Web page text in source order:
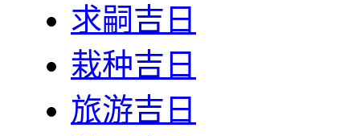
求嗣吉日
栽种吉日
旅游吉日